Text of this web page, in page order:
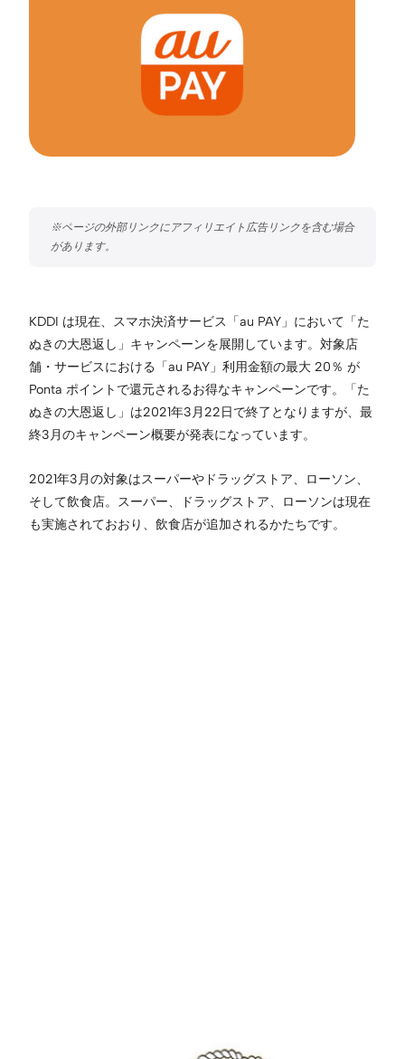
KDDI は現在、スマホ決済サービス「au PAY」において「た
ぬきの大恩返し」キャンペーンを展開しています。対象店
舗・サービスにおける「au PAY」利用金額の最大 20％ が
Ponta ポイントで還元されるお得なキャンペーンです。「た
ぬきの大恩返し」は2021年3月22日で終了となりますが、最
終3月のキャンペーン概要が発表になっています。
2021年3月の対象はスーパーやドラッグストア、ローソン、
そして飲食店。スーパー、ドラッグストア、ローソンは現在
も実施されておおり、飲食店が追加されるかたちです。